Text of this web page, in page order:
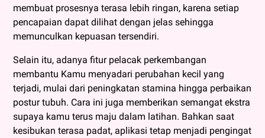
membuat prosesnya terasa lebih ringan, karena setiap
pencapaian dapat dilihat dengan jelas sehingga
memunculkan kepuasan tersendiri.
Selain itu, adanya fitur pelacak perkembangan
membantu Kamu menyadari perubahan kecil yang
terjadi, mulai dari peningkatan stamina hingga perbaikan
postur tubuh. Cara ini juga memberikan semangat ekstra
supaya kamu terus maju dalam latihan. Bahkan saat
kesibukan terasa padat, aplikasi tetap menjadi pengingat